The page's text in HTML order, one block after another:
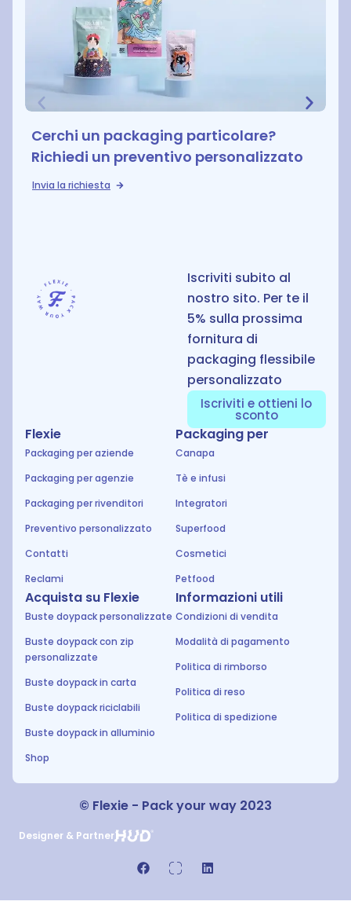
Cerchi un packaging particolare?
Richiedi un preventivo personalizzato
Invia la richiesta
Iscriviti subito al
nostro sito. Per te il
5% sulla prossima
fornitura di
packaging flessibile
personalizzato
Iscriviti e ottieni lo
sconto
Flexie
Packaging per aziende
Packaging per agenzie
Packaging per rivenditori
Preventivo personalizzato
Contatti
Reclami
Acquista su Flexie
Buste doypack personalizzate
Buste doypack con zip
personalizzate
Buste doypack in carta
Buste doypack riciclabili
Buste doypack in alluminio
Shop
Packaging per
Canapa
Tè e infusi
Integratori
Superfood
Cosmetici
Petfood
Informazioni utili
Condizioni di vendita
Modalità di pagamento
Politica di rimborso
Politica di reso
Politica di spedizione
© Flexie - Pack your way 2023
Designer & Partner